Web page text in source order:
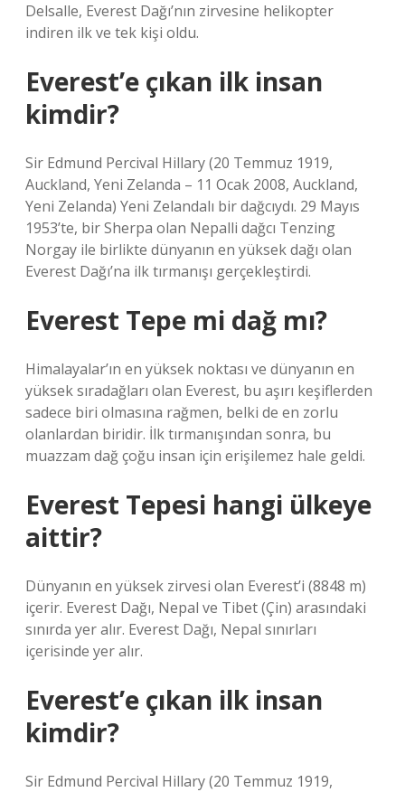
Delsalle, Everest Dağı’nın zirvesine helikopter
indiren ilk ve tek kişi oldu.
Everest’e çıkan ilk insan
kimdir?
Sir Edmund Percival Hillary (20 Temmuz 1919,
Auckland, Yeni Zelanda – 11 Ocak 2008, Auckland,
Yeni Zelanda) Yeni Zelandalı bir dağcıydı. 29 Mayıs
1953’te, bir Sherpa olan Nepalli dağcı Tenzing
Norgay ile birlikte dünyanın en yüksek dağı olan
Everest Dağı’na ilk tırmanışı gerçekleştirdi.
Everest Tepe mi dağ mı?
Himalayalar’ın en yüksek noktası ve dünyanın en
yüksek sıradağları olan Everest, bu aşırı keşiflerden
sadece biri olmasına rağmen, belki de en zorlu
olanlardan biridir. İlk tırmanışından sonra, bu
muazzam dağ çoğu insan için erişilemez hale geldi.
Everest Tepesi hangi ülkeye
aittir?
Dünyanın en yüksek zirvesi olan Everest’i (8848 m)
içerir. Everest Dağı, Nepal ve Tibet (Çin) arasındaki
sınırda yer alır. Everest Dağı, Nepal sınırları
içerisinde yer alır.
Everest’e çıkan ilk insan
kimdir?
Sir Edmund Percival Hillary (20 Temmuz 1919,